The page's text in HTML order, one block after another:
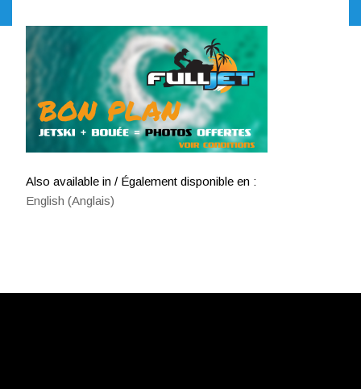
Also available in / Également disponible en :
English (Anglais)